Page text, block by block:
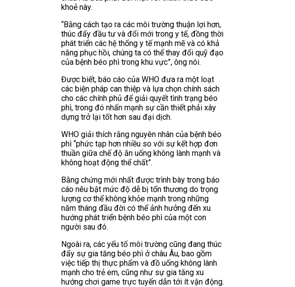
khoẻ này.
“Bằng cách tạo ra các môi trường thuận lợi hơn,
thúc đẩy đầu tư và đổi mới trong y tế, đồng thời
phát triển các hệ thống y tế mạnh mẽ và có khả
năng phục hồi, chúng ta có thể thay đổi quỹ đạo
của bệnh béo phì trong khu vực”, ông nói.
Được biết, báo cáo của WHO đưa ra một loạt
các biện pháp can thiệp và lựa chọn chính sách
cho các chính phủ để giải quyết tình trạng béo
phì, trong đó nhấn mạnh sự cần thiết phải xây
dựng trở lại tốt hơn sau đại dịch.
WHO giải thích rằng nguyên nhân của bệnh béo
phì “phức tạp hơn nhiều so với sự kết hợp đơn
thuần giữa chế độ ăn uống không lành mạnh và
không hoạt động thể chất”.
Bằng chứng mới nhất được trình bày trong báo
cáo nêu bật mức độ dễ bị tổn thương do trọng
lượng cơ thể không khỏe mạnh trong những
năm tháng đầu đời có thể ảnh hưởng đến xu
hướng phát triển bệnh béo phì của một con
người sau đó.
Ngoài ra, các yếu tố môi trường cũng đang thúc
đẩy sự gia tăng béo phì ở châu Âu, bao gồm
việc tiếp thị thực phẩm và đồ uống không lành
mạnh cho trẻ em, cũng như sự gia tăng xu
hướng chơi game trực tuyến dẫn tới ít vận động.